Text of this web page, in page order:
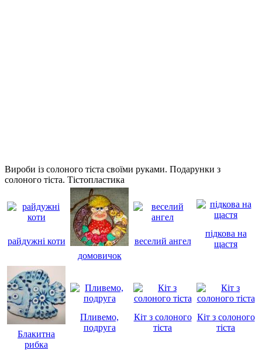
Вироби із солоного тіста своїми руками. Подарунки з
солоного тіста. Тістопластика
райдужні коти
домовичок
веселий ангел
підкова на
щастя
Блакитна
рибка
Пливемо,
подруга
Кіт з солоного
тіста
Кіт з солоного
тіста